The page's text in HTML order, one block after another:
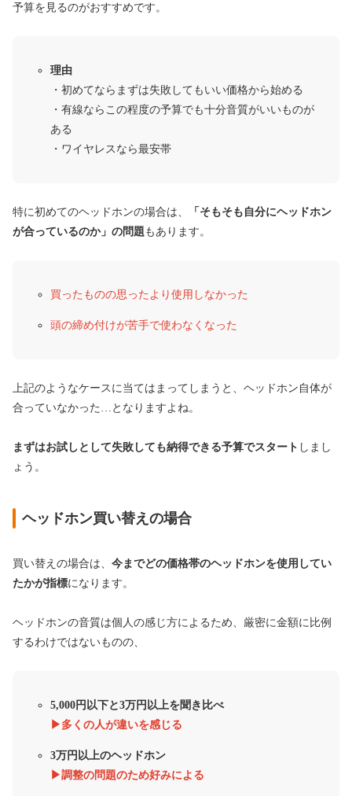
予算を見るのがおすすめです。
理由
・初めてならまずは失敗してもいい価格から始める
・有線ならこの程度の予算でも十分音質がいいものが
ある
・ワイヤレスなら最安帯
特に初めてのヘッドホンの場合は、
「そもそも自分にヘッドホン
が合っているのか」の問題 もあります。
買ったものの思ったより使用しなかった
頭の締め付けが苦手で使わなくなった
上記のようなケースに当てはまってしまうと、ヘッドホン自体が
合っていなかった…となりますよね。
まずはお試しとして失敗しても納得できる予算でスタート しまし
ょう。
ヘッドホン買い替えの場合
買い替えの場合は、 今までどの価格帯のヘッドホンを使用してい
たかが指標になります。
ヘッドホンの音質は個人の感じ方によるため、厳密に金額に比例
するわけではないものの、
5,000円以下と3万円以上を聞き比べ
▶︎多くの人が違いを感じる
3万円以上のヘッドホン
▶︎調整の問題のため好みによる